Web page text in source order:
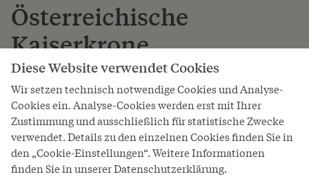
Österreichische
Kaiserkrone
1804–1918
Diese 1602 in Prag für Kaiser Rudolf II. angefertigte
Krone diente ursprünglich unter der Bezeichung
"Hauskrone" als symbolhaftes Substitut für die in
Nürnberg verwahrten Insignien des Heiligen
Römischen Reiches zur Darstellung imperialer Würde
Diese Website verwendet Cookies
Wir setzen technisch notwendige Cookies und Analyse-
Cookies ein. Analyse-Cookies werden erst mit Ihrer
Zustimmung und ausschließlich für statistische Zwecke
verwendet. Details zu den einzelnen Cookies finden Sie in
den „Cookie-Einstellungen“. Weitere Informationen
finden Sie in unserer Datenschutzerklärung.